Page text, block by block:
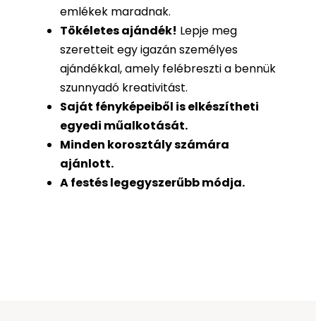
emlékek maradnak.
Tökéletes ajándék! Lepje meg
szeretteit egy igazán személyes
ajándékkal, amely felébreszti a bennük
szunnyadó kreativitást.
Saját fényképeiből iselkészítheti
egyedi műalkotását.
Minden korosztály számára
ajánlott.
A festés legegyszerűbb módja.